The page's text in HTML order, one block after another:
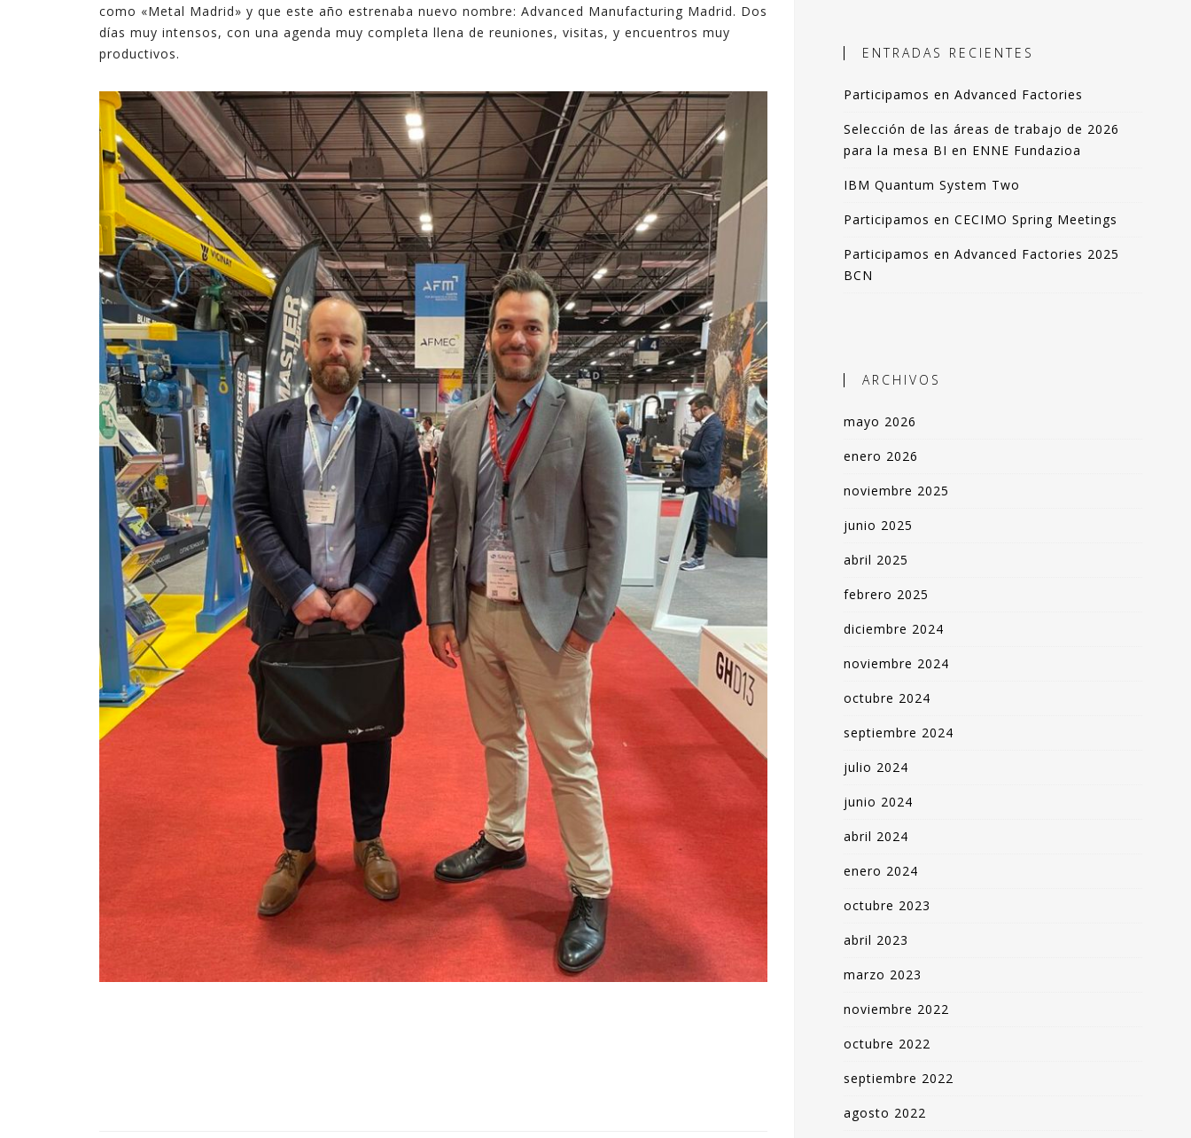
tecnologías. En ocasiones son complejas, y en
ocasiones son sencillas pero suficientes.
ejercido de gerente, he podido ver cómo la
explotación inteligente de datos mejora de
forma notable los resultados en diferentes
ámbitos de la empresa, desde procesos
internos hasta la relación con el cliente,
pasando por la creación de nuevos productos y
servicios digitales.
industriales, el objetivo es incorporar
apoyo en la toma de decisiones.
En este blog comparto esas experiencias,
explicadas de forma resumida pero clara. La
mayoría de artículos los podrás leer en 3-4
Espero que lo disfrutes tanto como yo.
- Fernando Sáenz -
como «Metal Madrid» y que este año estrenaba nuevo nombre: Advanced Manufacturing Madrid. Dos
días muy intensos, con una agenda muy completa llena de reuniones, visitas, y encuentros muy
productivos.
ENTRADAS RECIENTES
Participamos en Advanced Factories
Selección de las áreas de trabajo de 2026
para la mesa BI en ENNE Fundazioa
IBM Quantum System Two
Participamos en CECIMO Spring Meetings
Participamos en Advanced Factories 2025
BCN
ARCHIVOS
mayo 2026
enero 2026
noviembre 2025
junio 2025
abril 2025
febrero 2025
diciembre 2024
noviembre 2024
octubre 2024
septiembre 2024
julio 2024
junio 2024
abril 2024
enero 2024
octubre 2023
abril 2023
marzo 2023
noviembre 2022
octubre 2022
septiembre 2022
agosto 2022